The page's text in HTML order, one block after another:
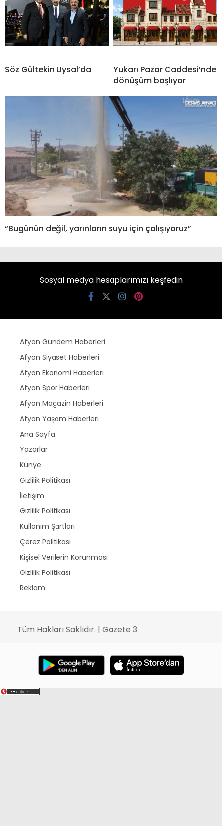
Söz Gültekin Uysal’da
Yukarı Pazar Caddesi’nde
dönüşüm başlıyor
“Bugünün değil, yarınların suyu için çalışıyoruz”
Sosyal medya hesaplarımızı keşfedin
Afyon Gündem Haberleri
Afyon Siyaset Haberleri
Afyon Ekonomi Haberleri
Afyon Spor Haberleri
Afyon Magazin Haberleri
Afyon Yaşam Haberleri
Ana Sayfa
Yazarlar
Künye
Gizlilik Politikası
İletişim
Gizlilik Politikası
Kullanım Şartları
Çerez Politikası
Kişisel Verilerin Korunması
Gizlilik Politikası
Reklam
Tüm Hakları Saklıdır. | Gazete 3